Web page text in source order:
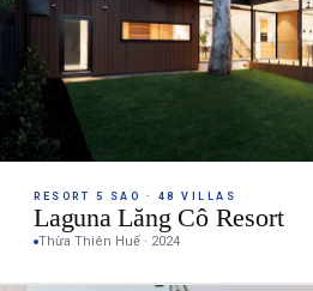
RESORT 5 SAO · 48 VILLAS
Laguna Lăng Cô Resort
Thừa Thiên Huế · 2024